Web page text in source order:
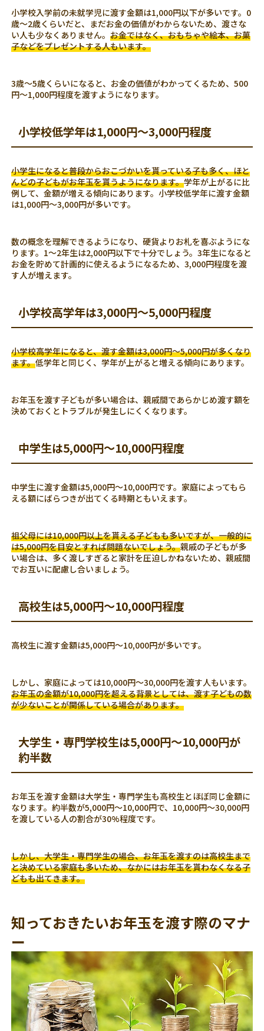
小学校入学前の未就学児に渡す金額は1,000円以下が多いです。0
歳～2歳くらいだと、まだお金の価値がわからないため、渡さな
い人も少なくありません。お金ではなく、おもちゃや絵本、お菓
子などをプレゼントする人もいます。
3歳～5歳くらいになると、お金の価値がわかってくるため、500
円～1,000円程度を渡すようになります。
小学校低学年は1,000円～3,000円程度
小学生になると普段からおこづかいを貰っている子も多く、ほと
んどの子どもがお年玉を貰うようになります。学年が上がるに比
例して、金額が増える傾向にあります。小学校低学年に渡す金額
は1,000円～3,000円が多いです。
数の概念を理解できるようになり、硬貨よりお札を喜ぶようにな
ります。1～2年生は2,000円以下で十分でしょう。3年生になると
お金を貯めて計画的に使えるようになるため、3,000円程度を渡
す人が増えます。
小学校高学年は3,000円～5,000円程度
小学校高学年になると、渡す金額は3,000円～5,000円が多くなり
ます。低学年と同じく、学年が上がると増える傾向にあります。
お年玉を渡す子どもが多い場合は、親戚間であらかじめ渡す額を
決めておくとトラブルが発生しにくくなります。
中学生は5,000円～10,000円程度
中学生に渡す金額は5,000円～10,000円です。家庭によってもら
える額にばらつきが出てくる時期ともいえます。
祖父母には10,000円以上を貰える子どもも多いですが、一般的に
は5,000円を目安とすれば問題ないでしょう。親戚の子どもが多
い場合は、多く渡しすぎると家計を圧迫しかねないため、親戚間
でお互いに配慮し合いましょう。
高校生は5,000円～10,000円程度
高校生に渡す金額は5,000円～10,000円が多いです。
しかし、家庭によっては10,000円～30,000円を渡す人もいます。
お年玉の金額が10,000円を超える背景としては、渡す子どもの数
が少ないことが関係している場合があります。
大学生・専門学校生は5,000円～10,000円が
約半数
お年玉を渡す金額は大学生・専門学生も高校生とほぼ同じ金額に
なります。約半数が5,000円～10,000円で、10,000円～30,000円
を渡している人の割合が30%程度です。
しかし、大学生・専門学生の場合、お年玉を渡すのは高校生まで
と決めている家庭も多いため、なかにはお年玉を貰わなくなる子
どもも出てきます。
知っておきたいお年玉を渡す際のマナ
ー